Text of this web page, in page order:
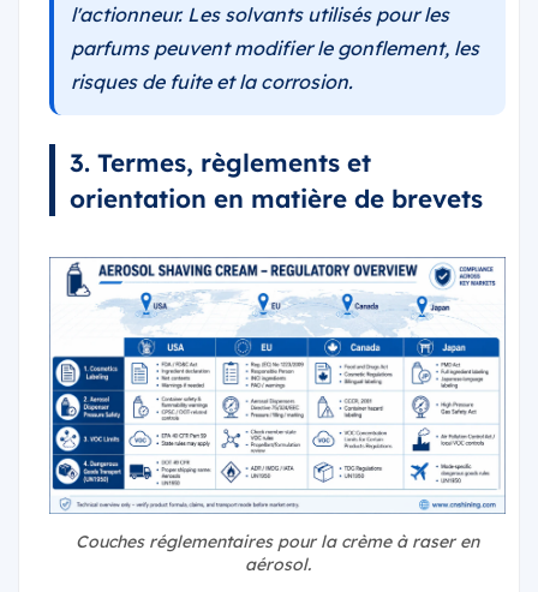
l'actionneur. Les solvants utilisés pour les
parfums peuvent modifier le gonflement, les
risques de fuite et la corrosion.
3. Termes, règlements et
orientation en matière de brevets
Couches réglementaires pour la crème à raser en
aérosol.